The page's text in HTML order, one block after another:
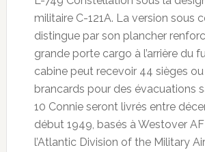
militaire C-121A. La version sous
distingue par son plancher
grande porte cargo à l’arrière du
cabine peut recevoir 44 sièges
brancards pour des évacuations
10 Connie seront livrés entre
début 1949, basés à Westover
l’Atlantic Division of the Military